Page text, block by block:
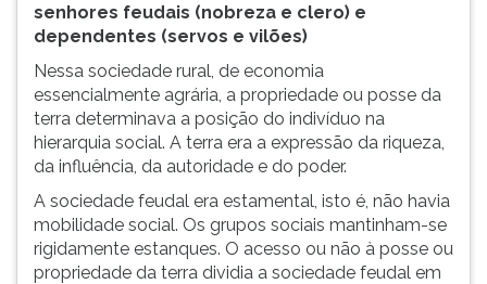
senhores feudais (nobreza e clero) e
dependentes (servos e vilões)
Nessa sociedade rural, de economia
essencialmente agrária, a propriedade ou posse da
terra determinava a posição do indivíduo na
hierarquia social. A terra era a expressão da riqueza,
da influência, da autoridade e do poder.
A sociedade feudal era estamental, isto é, não havia
mobilidade social. Os grupos sociais mantinham-se
rigidamente estanques. O acesso ou não à posse ou
propriedade da terra dividia a sociedade feudal em